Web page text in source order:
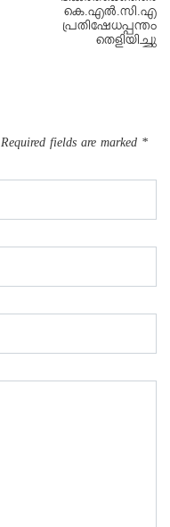
കെ.എൽ.സി.എ
പ്രതിഷേധപ്പന്തം
തെളിയിച്ചു
Required fields are marked *